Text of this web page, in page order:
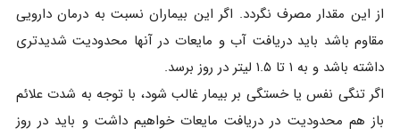
از این مقدار مصرف نگردد. اگر این بیماران نسبت به درمان دارویی
مقاوم باشد باید دریافت آب و مایعات در آنها محدودیت شدیدتری
داشته باشد و به ۱ تا ۱.۵ لیتر در روز برسد.
اگر تنگی نفس یا خستگی بر بیمار غالب شود، با توجه به شدت علائم
باز هم محدودیت در دریافت مایعات خواهیم داشت و باید در روز